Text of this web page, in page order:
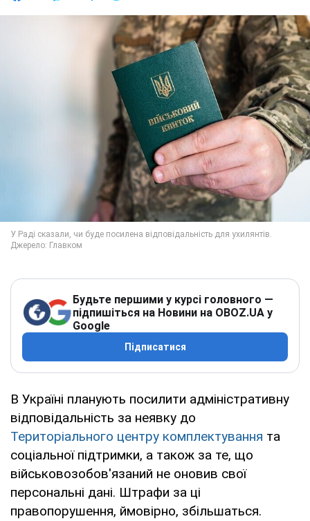
Будьте першими у курсі головного —
підпишіться на Новини на OBOZ.UA у
Google
Підписатися
В Україні планують посилити адміністративну
відповідальність за неявку до
Територіального центру комплектування та
соціальної підтримки, а також за те, що
військовозобов'язаний не оновив свої
персональні дані. Штрафи за ці
правопорушення, ймовірно, збільшаться.